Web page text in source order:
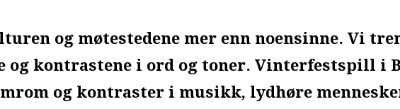
og møtestedene mer enn noensinne. Vi
og kontrastene i ord og toner. Vinterfestspill i
og kontraster i musikk, lydhøre